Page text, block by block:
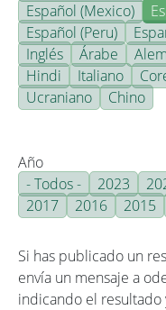
Español (Mexico)
Español (Peru)
Inglés
Árabe
Hindi
Italiano
Ucraniano
Chino
Año
- Todos -
2023
2017
2016 2015
Si has publicado un
envía un mensaje a
indicando el resultado